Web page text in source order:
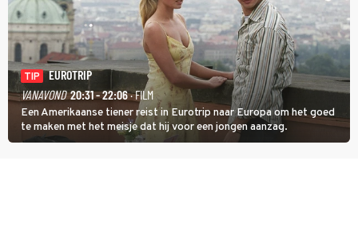
TIP
EUROTRIP
VANAVOND 20:31 - 22:06· FILM
Een Amerikaanse tiener reist in Eurotrip naar Europa om het goed
te maken met het meisje dat hij voor een jongen aanzag.